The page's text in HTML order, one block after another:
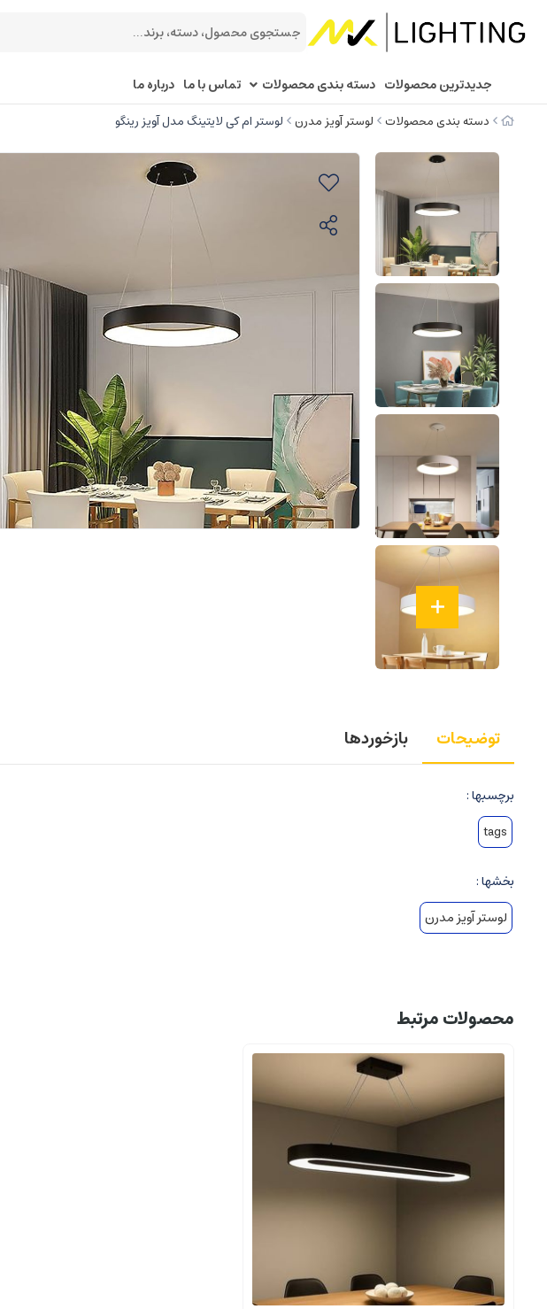
جدیدترین محصولات دسته بندی محصولات تماس با ما درباره ما
دسته بندی محصولات لوستر آویز مدرن لوستر ام کی لایتینگ مدل آویز رینگو
توضیحات بازخوردها
برچسبها :
tags
بخشها :
لوستر آویز مدرن
محصولات مرتبط